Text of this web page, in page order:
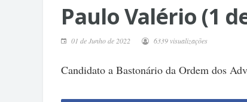
Paulo Valério (1
01 de Junho de 2022 6339 visualizações
Candidato a Bastonário da Ordem dos